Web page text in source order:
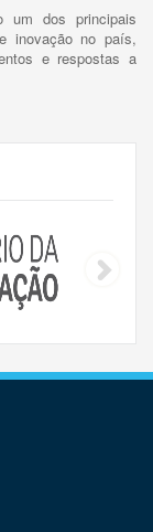
um dos principais
inovação no país,
e respostas a